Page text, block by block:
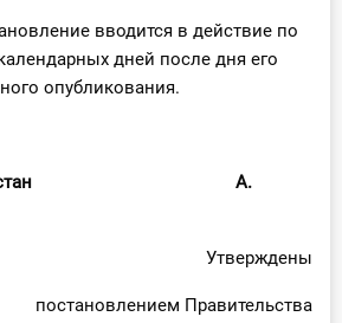
вводится в действие по
дней после дня его
опубликования.
Казахстан А.
Утверждены
постановлением Правительства